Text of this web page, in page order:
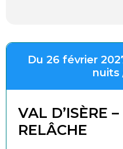
Du 26 février
nuits
VAL D’ISÈRE –
RELÂCHE